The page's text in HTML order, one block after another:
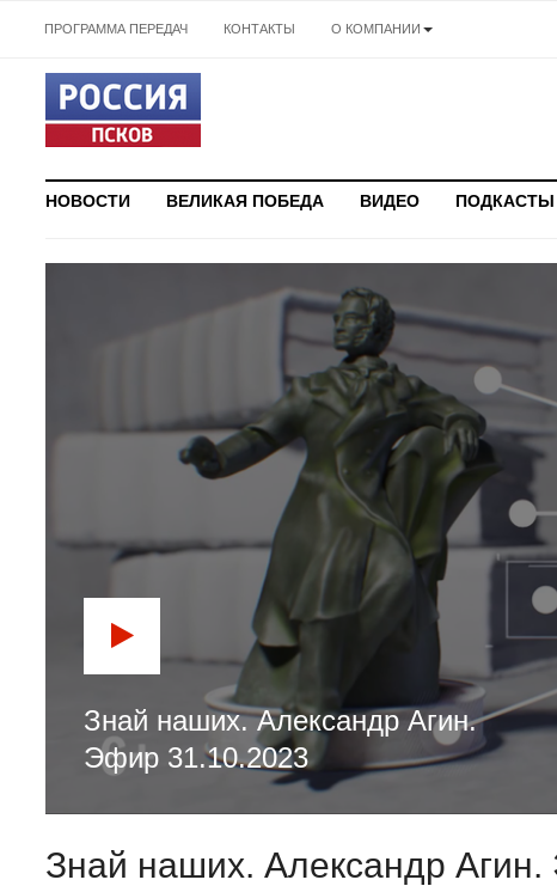
ПРОГРАММА ПЕРЕДАЧ КОНТАКТЫ О КОМПАНИИ
НОВОСТИ ВЕЛИКАЯ ПОБЕДА ВИДЕО ПОДКАСТЫ
Знай наших. Александр Агин.
Эфир 31.10.2023
Знай наших. Александр